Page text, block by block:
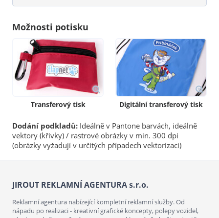
Možnosti potisku
Transferový tisk Digitální transferový tisk
Dodání podkladů: Ideálně v Pantone barvách, ideálně
vektory (křivky) / rastrové obrázky v min. 300 dpi
(obrázky vyžadují v určitých případech vektorizaci)
JIROUT REKLAMNÍ AGENTURA s.r.o.
Reklamní agentura nabízející kompletní reklamní služby. Od
nápadu po realizaci - kreativní grafické koncepty, polepy vozidel,